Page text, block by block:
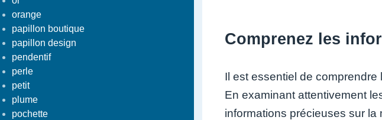
orange
papillon boutique
papillon design
pendentif
perle
petit
plume
pochette
Comprenez les
Il est essentiel de
En examinant attentivement
informations précieuses sur la